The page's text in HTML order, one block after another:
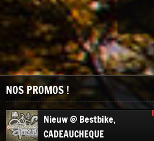
NOS PROMOS !
Nieuw @ Bestbike,
CADEAUCHEQUE